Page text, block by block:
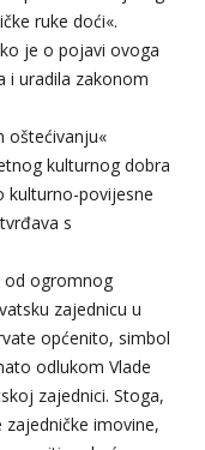
ruke doći«.
je o pojavi ovoga
i uradila zakonom
oštećivanju«
kulturnog dobra
kulturno-povijesne
s
od ogromnog
zajednicu u
općenito, simbol
odlukom Vlade
zajednici. Stoga,
imovine,